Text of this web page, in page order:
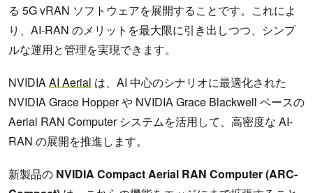
る 5G vRAN ソフトウェアを展開することです。これによ
り、AI-RAN のメリットを最大限に引き出しつつ、シンプ
ルな運用と管理を実現できます。
NVIDIAAI Aerial は、AI 中心のシナリオに最適化された
NVIDIA Grace Hopper や NVIDIA Grace Blackwell ベースの
Aerial RAN Computer システムを活用して、高密度な AI-
RAN の展開を推進します。
新製品の NVIDIA Compact Aerial RAN Computer (ARC-